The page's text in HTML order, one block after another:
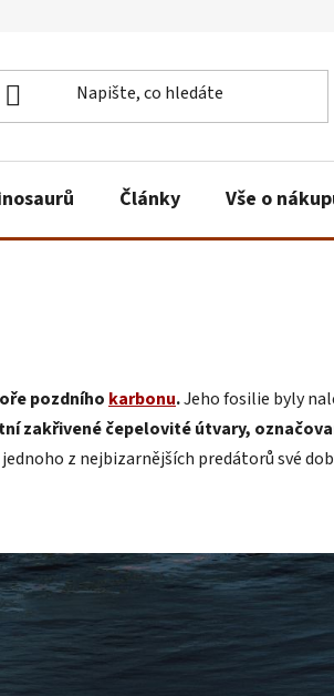
Články Vše o
pozdního karbonu.Jeho fosilie byly
zakřivené čepelovité útvary,
z nejbizarnějších predátorů své